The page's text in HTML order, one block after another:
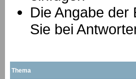
Die Angabe der
Sie bei
Thema